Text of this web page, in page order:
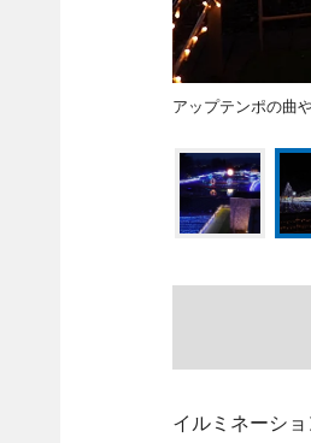
アップテンポの曲
イルミネーシ